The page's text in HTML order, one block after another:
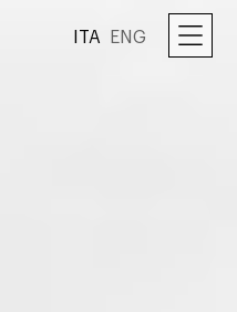
ITA ENG